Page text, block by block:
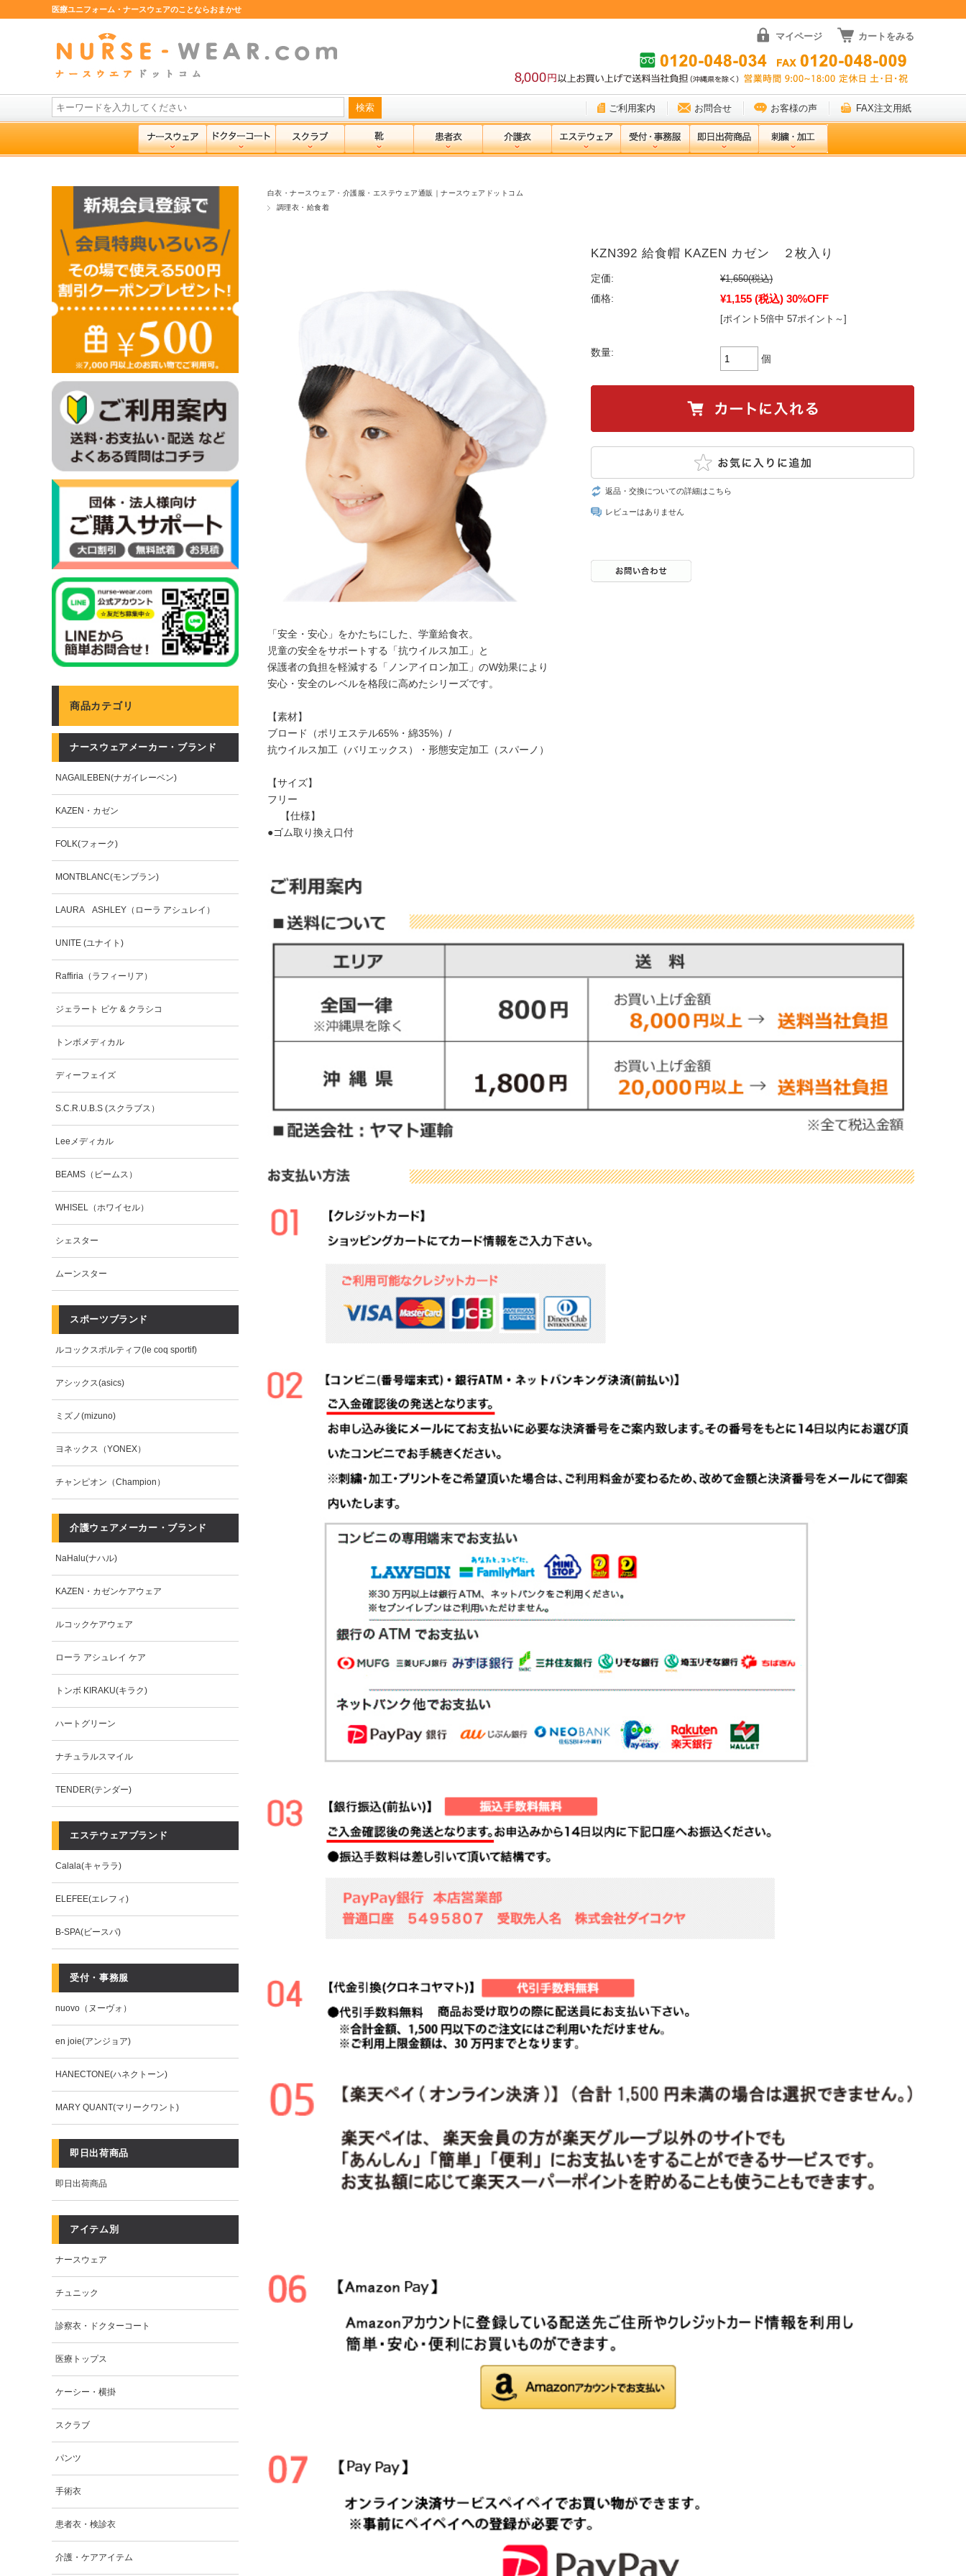
医療ユニフォーム・ナースウェアのことならおまかせ
マイページ カートをみる
ご利用案内 お問合せ お客様の声 FAX注文用紙
白衣・ナースウェア・介護服・エステウェア通販｜ナースウェアドットコム
調理衣・給食着
KZN392 給食帽 KAZEN カゼン ２枚入り
定価: ¥1,650(税込)
価格:
¥1,155 (税込) 30%OFF
[ポイント5倍中 57ポイント～]
数量:
個
返品・交換についての詳細はこちら
レビューはありません
「安全・安心」をかたちにした、学童給食衣。
児童の安全をサポートする「抗ウイルス加工」と
保護者の負担を軽減する「ノンアイロン加工」のW効果により
安心・安全のレベルを格段に高めたシリーズです。
【素材】
ブロード（ポリエステル65%・綿35%）/
抗ウイルス加工（バリエックス）・形態安定加工（スパーノ）
【サイズ】
フリー
【仕様】
●ゴム取り換え口付
商品カテゴリ
ナースウェアメーカー・ブランド
NAGAILEBEN(ナガイレーベン)
KAZEN・カゼン
FOLK(フォーク)
MONTBLANC(モンブラン)
LAURA ASHLEY（ローラ アシュレイ）
UNITE (ユナイト)
Raffiria（ラフィーリア）
ジェラート ピケ & クラシコ
トンボメディカル
ディーフェイズ
S.C.R.U.B.S (スクラブス）
Leeメディカル
BEAMS（ビームス）
WHISEL（ホワイセル）
シェスター
ムーンスター
スポーツブランド
ルコックスポルティフ(le coq sportif)
アシックス(asics)
ミズノ(mizuno)
ヨネックス（YONEX）
チャンピオン（Champion）
介護ウェアメーカー・ブランド
NaHalu(ナハル)
KAZEN・カゼンケアウェア
ルコックケアウェア
ローラ アシュレイ ケア
トンボ KIRAKU(キラク)
ハートグリーン
ナチュラルスマイル
TENDER(テンダー)
エステウェアブランド
Calala(キャララ)
ELEFEE(エレフィ)
B-SPA(ビースパ)
受付・事務服
nuovo（ヌーヴォ）
en joie(アンジョア)
HANECTONE(ハネクトーン)
MARY QUANT(マリークワント)
即日出荷商品
即日出荷商品
アイテム別
ナースウェア
チュニック
診察衣・ドクターコート
医療トップス
ケーシー・横掛
スクラブ
パンツ
手術衣
患者衣・検診衣
介護・ケアアイテム